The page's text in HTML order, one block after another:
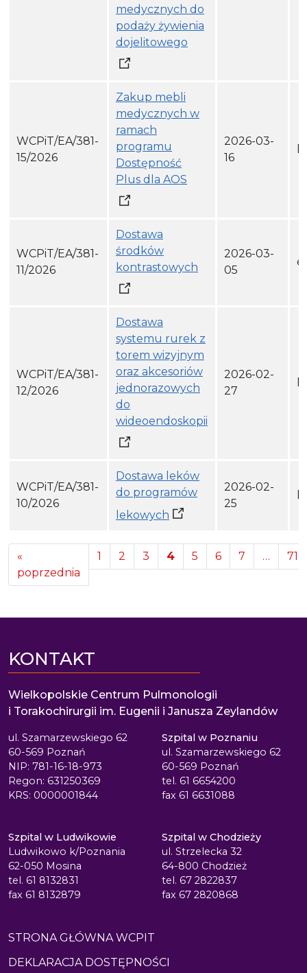
medycznych do
podaży żywienia
dojelitowego
WCPiT/EA/381-
15/2026
Zakup mebli
medycznych w
ramach
programu
Dostępność
Plus dla AOS
2026-03-
16
WCPiT/EA/381-
11/2026
Dostawa
środków
kontrastowych
2026-03-
05
WCPiT/EA/381-
12/2026
Dostawa
systemu rurek z
torem wizyjnym
oraz akcesoriów
jednorazowych
do
wideoendoskopii
2026-02-
27
WCPiT/EA/381-
10/2026
Dostawa leków
do programów
lekowych
2026-02-
25
«
poprzednia
1 2 3 4 5 6 7 … 71
KONTAKT
Wielkopolskie Centrum Pulmonologii
i Torakochirurgii im. Eugenii i Janusza Zeylandów
ul. Szamarzewskiego 62
60-569 Poznań
NIP: 781-16-18-973
Regon: 631250369
KRS: 0000001844
Szpital w Poznaniu
ul. Szamarzewskiego 62
60-569 Poznań
tel. 61 6654200
fax 61 6631088
Szpital w Ludwikowie
Ludwikowo k/Poznania
62-050 Mosina
tel. 61 8132831
fax 61 8132879
Szpital w Chodzieży
ul. Strzelecka 32
64-800 Chodzież
tel. 67 2822837
fax 67 2820868
STRONA GŁÓWNA WCPIT
DEKLARACJA DOSTĘPNOŚCI